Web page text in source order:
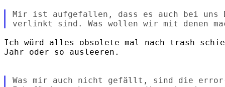
Mir ist aufgefallen, dass es auch bei uns
Ich würd alles obsolete mal nach trash
Jahr oder so ausleeren.
Was mir auch nicht gefällt, sind die